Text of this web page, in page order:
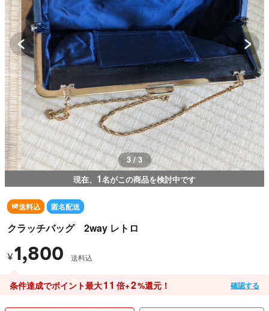
3 / 3
現在、 1名がこの商品を検討中です
送料込 匿名配送
クラッチバッグ 2way レトロ
¥1,800 送料込
条件達成でポイント最大11 倍+2%還元！ 確認する